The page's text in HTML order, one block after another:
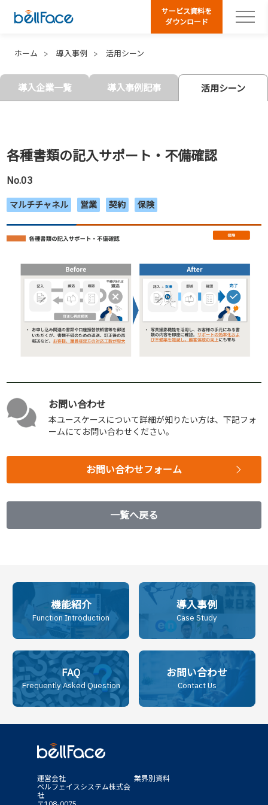
サービス資料を
ダウンロード
ホーム 導入事例 活用シーン
導入企業一覧 導入事例記事 活用シーン
各種書類の記入サポート・不備確認
No.03
マルチチャネル 営業 契約 保険
お問い合わせ
本ユースケースについて詳細が知りたい方は、下記フォ
ームにてお問い合わせください。
お問い合わせフォーム
一覧へ戻る
機能紹介
Function Introduction
導入事例
Case Study
FAQ
Frequently Asked Question
お問い合わせ
Contact Us
運営会社
ベルフェイスシステム株式会
社
業界別資料